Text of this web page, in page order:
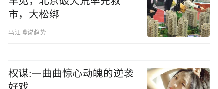
市，大松绑
马江博说趋势
权谋:一曲曲惊心动魄的逆袭